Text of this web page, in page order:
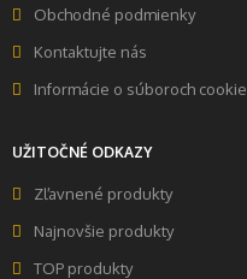
Obchodné podmienky
Kontaktujte nás
Informácie o súboroch cookie
UŽITOČNÉ ODKAZY
Zľavnené produkty
Najnovšie produkty
TOP produkty